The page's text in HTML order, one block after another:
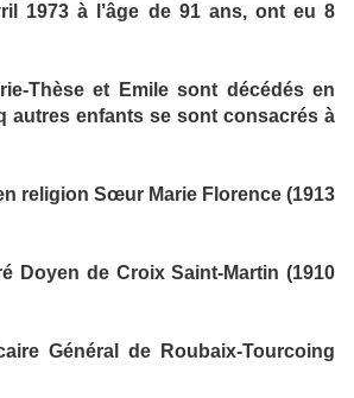
1973 à l’âge de 91 ans, ont eu 8
Thèse et Emile sont décédés en
autres enfants se sont consacrés à
religion Sœur Marie Florence (1913
Doyen de Croix Saint-Martin (1910
Général de Roubaix-Tourcoing